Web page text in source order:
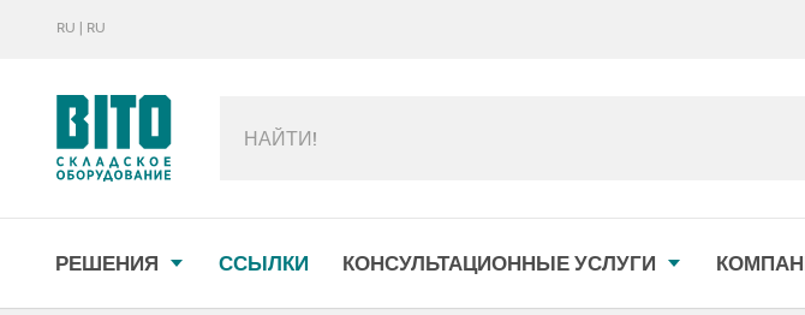
RU | RU
РЕШЕНИЯ ССЫЛКИ КОНСУЛЬТАЦИОННЫЕ УСЛУГИ